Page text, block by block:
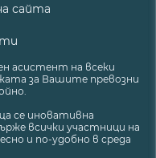
сайта
асистент на всеки
за Вашите превозни
се иновативна
всички участници на
и по-удобно в среда